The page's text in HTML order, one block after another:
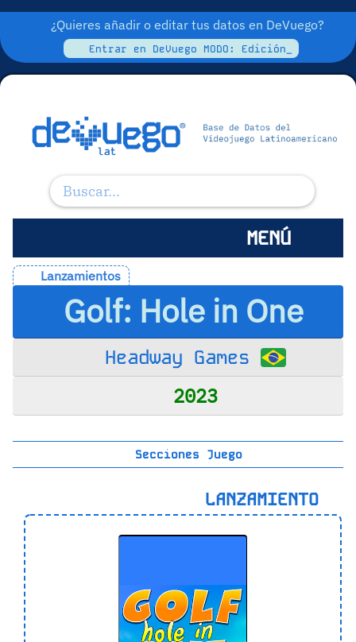
¿Quieres añadir o editar tus datos en DeVuego?
Entrar en DeVuego MODO: Edición_
MENÚ
Lanzamientos
Golf: Hole in One
Headway Games
2023
Secciones Juego
LANZAMIENTO